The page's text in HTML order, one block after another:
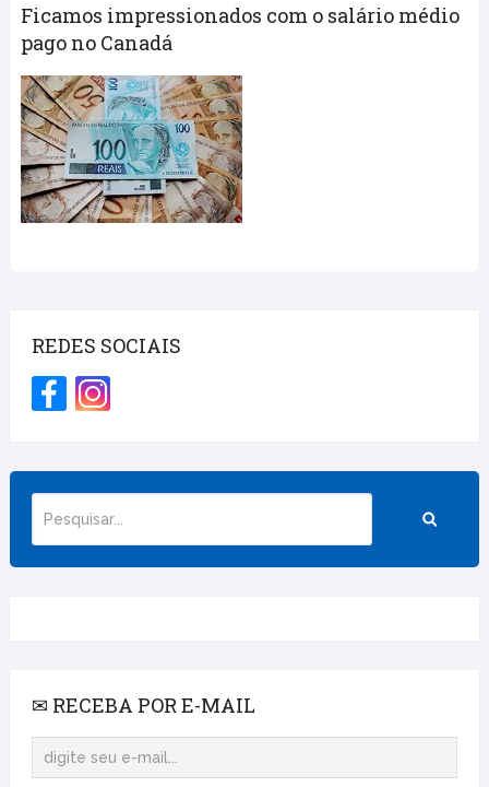
Ficamos impressionados com o salário médio
pago no Canadá
REDES SOCIAIS
✉ RECEBA POR E-MAIL